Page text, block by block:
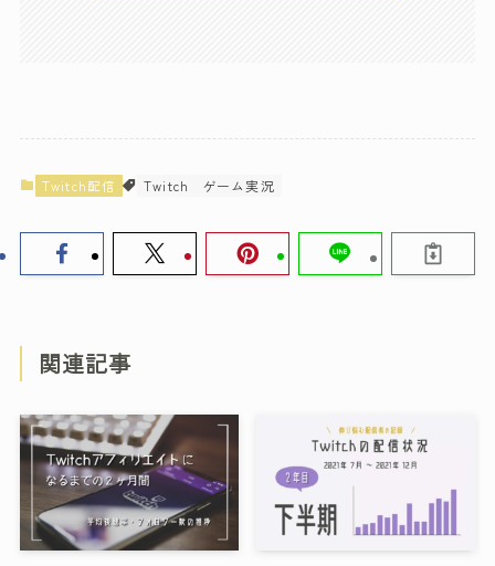
Twitch配信 Twitch ゲーム実況
関連記事